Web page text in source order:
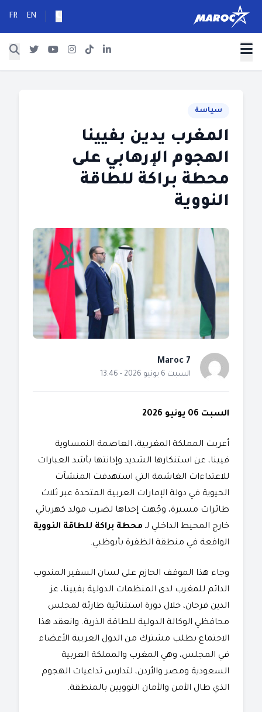
EN
FR
سياسة
المغرب يدين بفيينا
الهجوم الإرهابي على
محطة براكة للطاقة
النووية
Maroc 7
السبت 6 يونيو 2026 - 13:46
السبت 06 يونيو 2026
​أعربت المملكة المغربية، العاصمة النمساوية
فيينا، عن استنكارها الشديد وإدانتها بأشد العبارات
للاعتداءات الغاشمة التي استهدفت المنشآت
الحيوية في دولة الإمارات العربية المتحدة عبر ثلاث
طائرات مسيرة، وجّهت إحداها لضرب مولد كهربائي
خارج المحيط الداخلي لـ محطة براكة للطاقة النووية
الواقعة في منطقة الظفرة بأبوظبي.
​وجاء هذا الموقف الحازم على لسان السفير المندوب
الدائم للمغرب لدى المنظمات الدولية بفيينا، عز
الدين فرحان، خلال دورة استثنائية طارئة لمجلس
محافظي الوكالة الدولية للطاقة الذرية. وانعقد هذا
الاجتماع بطلب مشترك من الدول العربية الأعضاء
في المجلس، وهي المغرب والمملكة العربية
السعودية ومصر والأردن، لتدارس تداعيات الهجوم
الذي طال الأمن والأمان النوويين بالمنطقة.